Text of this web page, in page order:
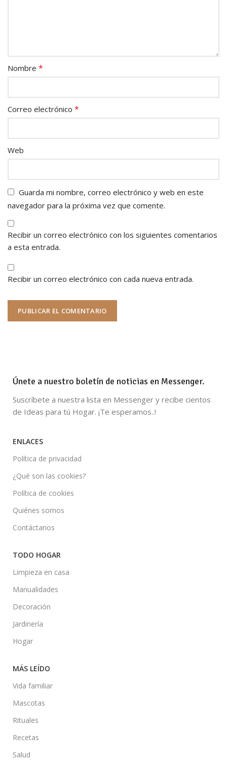
Nombre *
Correo electrónico *
Web
Guarda mi nombre, correo electrónico y web en este
navegador para la próxima vez que comente.
Recibir un correo electrónico con los siguientes comentarios
a esta entrada.
Recibir un correo electrónico con cada nueva entrada.
Únete a nuestro boletín de noticias en Messenger.
Suscríbete a nuestra lista en Messenger y recibe cientos
de Ideas para tú Hogar. ¡Te esperamos..!
ENLACES
Política de privacidad
¿Qué son las cookies?
Política de cookies
Quiénes somos
Contáctanos
TODO HOGAR
Limpieza en casa
Manualidades
Decoración
Jardinería
Hogar
MÁS LEÍDO
Vida familiar
Mascotas
Rituales
Recetas
Salud